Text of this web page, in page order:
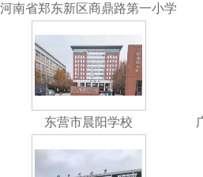
河南省郑东新区商鼎路第一小学
东营市晨阳学校